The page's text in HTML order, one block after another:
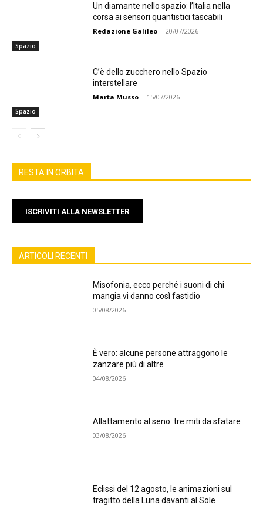
Spazio
Un diamante nello spazio: l’Italia nella
corsa ai sensori quantistici tascabili
Redazione Galileo - 20/07/2026
Spazio
C’è dello zucchero nello Spazio
interstellare
Marta Musso - 15/07/2026
RESTA IN ORBITA
ISCRIVITI ALLA NEWSLETTER
ARTICOLI RECENTI
Misofonia, ecco perché i suoni di chi
mangia vi danno così fastidio
05/08/2026
È vero: alcune persone attraggono le
zanzare più di altre
04/08/2026
Allattamento al seno: tre miti da sfatare
03/08/2026
Eclissi del 12 agosto, le animazioni sul
tragitto della Luna davanti al Sole